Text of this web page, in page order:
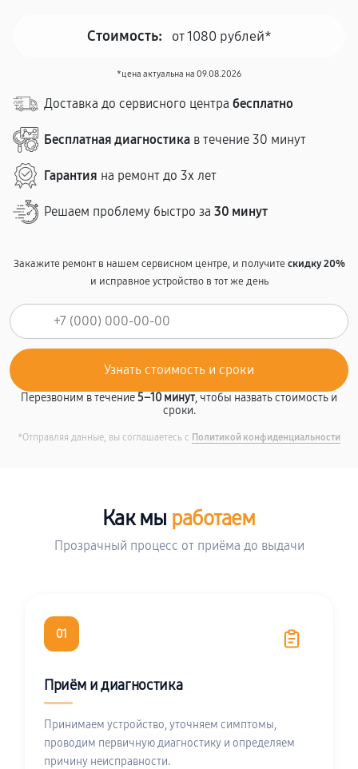
Стоимость: от 1080 рублей*
*цена актуальна на 09.08.2026
Доставка до сервисного центра бесплатно
Бесплатная диагностика в течение 30 минут
Гарантия на ремонт до 3х лет
Решаем проблему быстро за 30 минут
Закажите ремонт в нашем сервисном центре, и получитескидку 20%
и исправное устройство в тот же день
Перезвоним в течение5–10 минут, чтобы назвать стоимость и
сроки.
*Отправляя данные, вы соглашаетесь с Политикой конфиденциальности
Как мы работаем
Прозрачный процесс от приёма до выдачи
01
Приём и диагностика
Принимаем устройство, уточняем симптомы,
проводим первичную диагностику и определяем
причину неисправности.